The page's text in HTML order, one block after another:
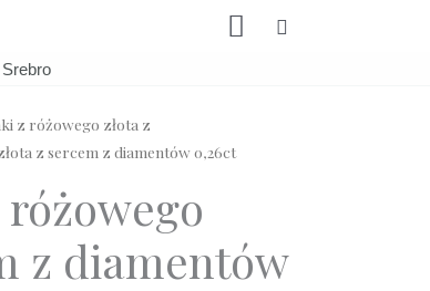
Szukaj
Srebro
z różowego złota z
z sercem z diamentów 0,26ct
z diamentów